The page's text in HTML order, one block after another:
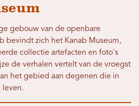
gebouw van de openbare
bevindt zich het Kanab Museum,
collectie artefacten en foto's
de verhalen vertelt van de vroegst
het gebied aan degenen die in
leven.